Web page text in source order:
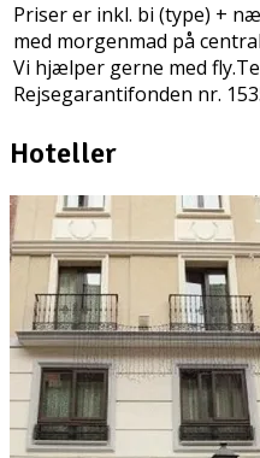
Priser er inkl. bi (type) +
med morgenmad på
Vi hjælper gerne med
Rejsegarantifonden nr.
Hoteller